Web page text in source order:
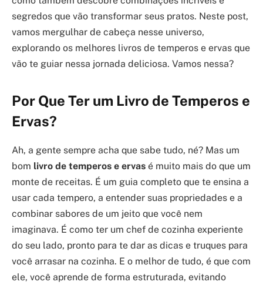
segredos que vão transformar seus pratos. Neste post,
vamos mergulhar de cabeça nesse universo,
explorando os melhores livros de temperos e ervas que
vão te guiar nessa jornada deliciosa. Vamos nessa?
Por Que Ter um Livro de Temperos e
Ervas?
Ah, a gente sempre acha que sabe tudo, né? Mas um
bom livro de temperos e ervas é muito mais do que um
monte de receitas. É um guia completo que te ensina a
usar cada tempero, a entender suas propriedades e a
combinar sabores de um jeito que você nem
imaginava. É como ter um chef de cozinha experiente
do seu lado, pronto para te dar as dicas e truques para
você arrasar na cozinha. E o melhor de tudo, é que com
ele, você aprende de forma estruturada, evitando